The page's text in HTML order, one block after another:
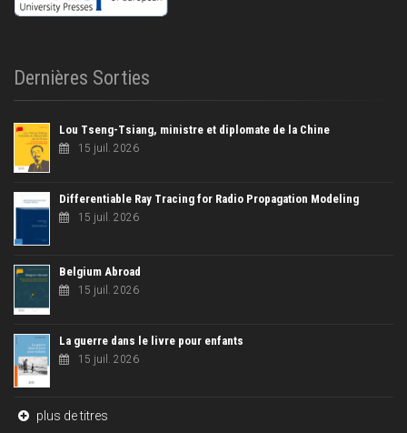
Dernières Sorties
Lou Tseng-Tsiang, ministre et diplomate de la Chine
15 juil. 2026
Differentiable Ray Tracing for Radio Propagation Modeling
15 juil. 2026
Belgium Abroad
15 juil. 2026
La guerre dans le livre pour enfants
15 juil. 2026
plus de titres